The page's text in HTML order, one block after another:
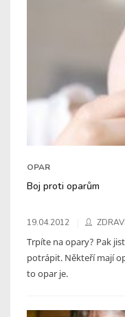
OPAR
Boj proti oparům
19.04.2012
Trpíte na opary? Pak
potrápit. Někteří mají
to opar je.